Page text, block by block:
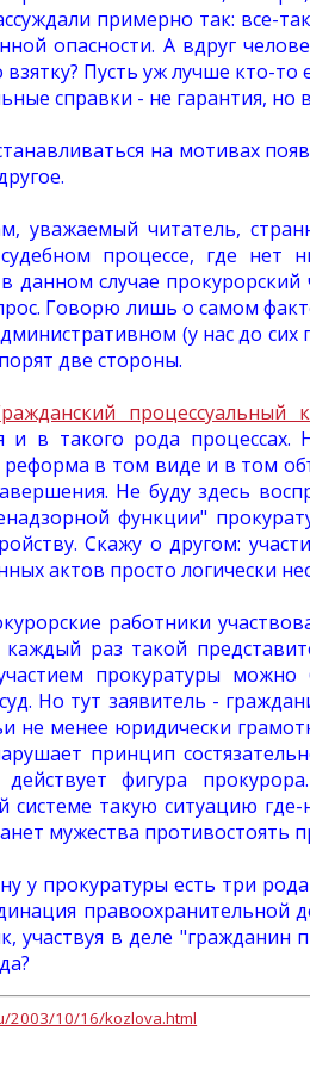
примерно так: все-
опасности. А вдруг
взятку? Пусть уж лучше кто-
справки - не гарантия, но
на мотивах
читатель,
процессе, где нет
данном случае
Говорю лишь о самом
(у нас до
две стороны.
процессуальный
и в такого рода
реформа в том виде и в том
Не буду здесь
функции"
Скажу о другом:
актов просто логически
работники
раз такой
прокуратуры
Но тут заявитель -
не менее юридически
принцип
фигура
системе такую ситуацию
мужества противостоять
у прокуратуры есть три
правоохранительной
участвуя в деле "гражданин
2003/10/16/kozlova.html